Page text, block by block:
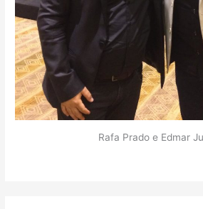
Rafa Prado e Edmar